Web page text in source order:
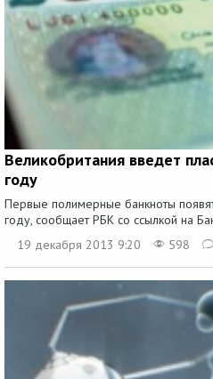
Великобритания введет
году
Первые полимерные банкноты
году, сообщает РБК со ссылкой на
19 декабря 2013 9:20
598